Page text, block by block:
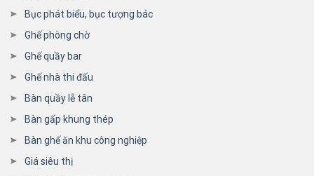
Bục phát biểu, bục tượng bác
Ghế phòng chờ
Ghế quầy bar
Ghế nhà thi đấu
Bàn quầy lễ tân
Bàn gấp khung thép
Bàn ghế ăn khu công nghiệp
Giá siêu thị